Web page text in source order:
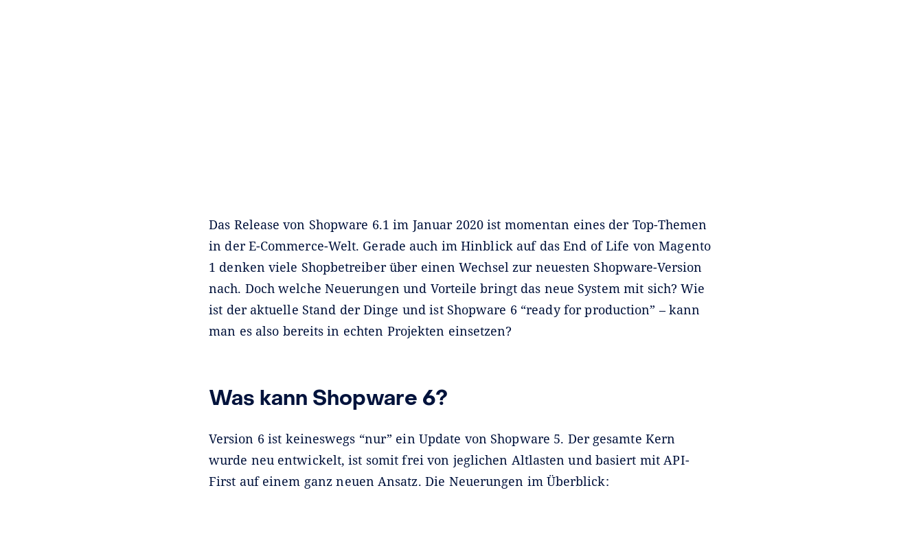
Das Release von Shopware 6.1 im Januar 2020 ist momentan eines der Top-Themen
in der E-Commerce-Welt. Gerade auch im Hinblick auf das End of Life von Magento
1 denken viele Shopbetreiber über einen Wechsel zur neuesten Shopware-Version
nach. Doch welche Neuerungen und Vorteile bringt das neue System mit sich? Wie
ist der aktuelle Stand der Dinge und ist Shopware 6 “ready for production” – kann
man es also bereits in echten Projekten einsetzen?
Was kann Shopware 6?
Version 6 ist keineswegs “nur” ein Update von Shopware 5. Der gesamte Kern
wurde neu entwickelt, ist somit frei von jeglichen Altlasten und basiert mit API-
First auf einem ganz neuen Ansatz. Die Neuerungen im Überblick: